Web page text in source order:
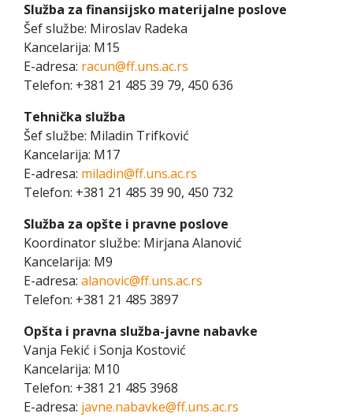
Služba za finansijsko materijalne poslove
Šef službe: Miroslav Radeka
Kancelarija: M15
E-adresa: racun@ff.uns.ac.rs
Telefon: +381 21 485 39 79, 450 636
Tehnička služba
Šef službe: Miladin Trifković
Kancelarija: M17
E-adresa: miladin@ff.uns.ac.rs
Telefon: +381 21 485 39 90, 450 732
Služba za opšte i pravne poslove
Koordinator službe: Mirjana Alanović
Kancelarija: M9
E-adresa: alanovic@ff.uns.ac.rs
Telefon: +381 21 485 3897
Opšta i pravna služba-javne nabavke
Vanja Fekić i Sonja Kostović
Kancelarija: M10
Telefon: +381 21 485 3968
E-adresa: javne.nabavke@ff.uns.ac.rs